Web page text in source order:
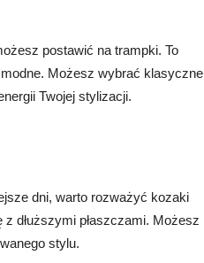
postawić na trampki. To
Możesz wybrać klasyczne
Twojej stylizacji.
dni, warto rozważyć kozaki
dłuższymi płaszczami. Możesz
stylu.